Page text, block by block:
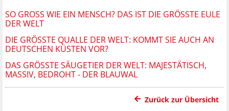
SO GROSS WIE EIN MENSCH? DAS IST DIE GRÖSSTE EULE DE
R WELT
DIE GRÖSSTE QUALLE DER WELT: KOMMT SIE AUCH AN D
EUTSCHEN KÜSTEN VOR?
DAS GRÖSSTE SÄUGETIER DER WELT: MAJESTÄTISCH, M
ASSIV, BEDROHT - DER BLAUWAL
Zurück zur Übersicht